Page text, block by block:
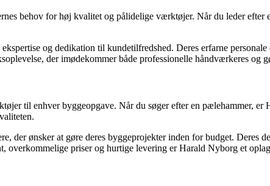
behov for høj kvalitet og pålidelige værktøjer. Når du leder efter
og dedikation til kundetilfredshed. Deres erfarne
der imødekommer både professionelle håndværkeres og
til enhver byggeopgave. Når du søger efter en pælehammer,
der ønsker at gøre deres byggeprojekter inden for budget.
overkommelige priser og hurtige levering er Harald Nyborg et